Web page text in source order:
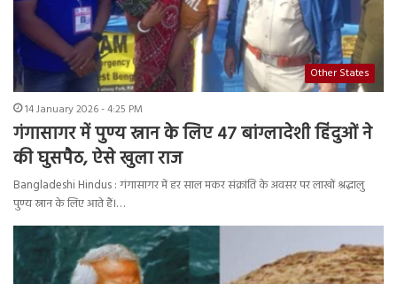
Other States
14 January 2026 - 4:25 PM
गंगासागर में पुण्य स्नान के लिए 47 बांग्लादेशी हिंदुओं ने
की घुसपैठ, ऐसे खुला राज
Bangladeshi Hindus : गंगासागर में हर साल मकर संक्रांति के अवसर पर लाखों श्रद्धालु
पुण्य स्नान के लिए आते हैं।…